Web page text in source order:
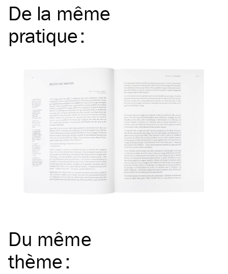
De la même
pratique:
Du même
thème: